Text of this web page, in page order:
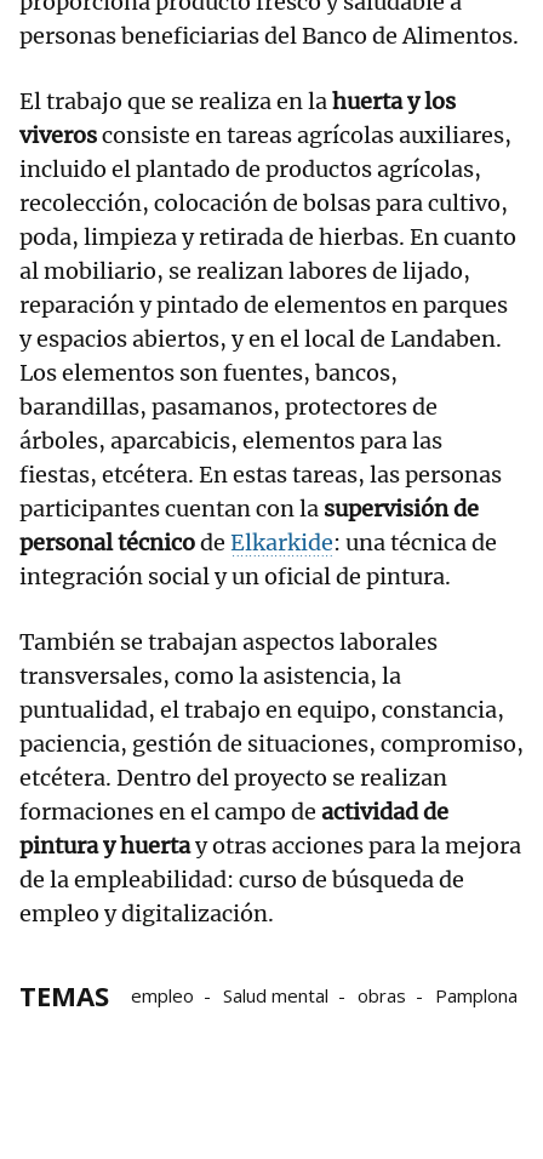
personas beneficiarias del Banco de Alimentos.
El trabajo que se realiza en lahuerta y los
viverosconsiste en tareas agrícolas auxiliares,
incluido el plantado de productos agrícolas,
recolección, colocación de bolsas para cultivo,
poda, limpieza y retirada de hierbas. En cuanto
al mobiliario, se realizan labores de lijado,
reparación y pintado de elementos en parques
y espacios abiertos, y en el local de Landaben.
Los elementos son fuentes, bancos,
barandillas, pasamanos, protectores de
árboles, aparcabicis, elementos para las
fiestas, etcétera. En estas tareas, las personas
participantes cuentan con la supervisión de
personal técnicode Elkarkide: una técnica de
integración social y un oficial de pintura.
También se trabajan aspectos laborales
transversales, como la asistencia, la
puntualidad, el trabajo en equipo, constancia,
paciencia, gestión de situaciones, compromiso,
etcétera. Dentro del proyecto se realizan
formaciones en el campo de actividad de
pintura y huertay otras acciones para la mejora
de la empleabilidad: curso de búsqueda de
empleo y digitalización.
TEMAS empleo Salud mental obras Pamplona